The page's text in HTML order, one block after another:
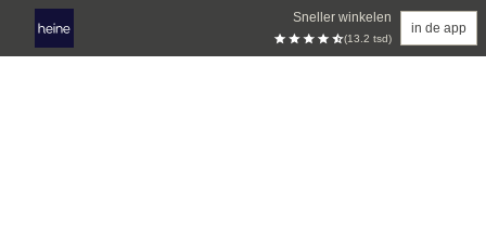
Sneller winkelen
(13.2 tsd)
in de app